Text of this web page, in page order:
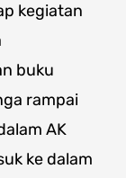
kegiatan
buku
rampai
AK
ke dalam